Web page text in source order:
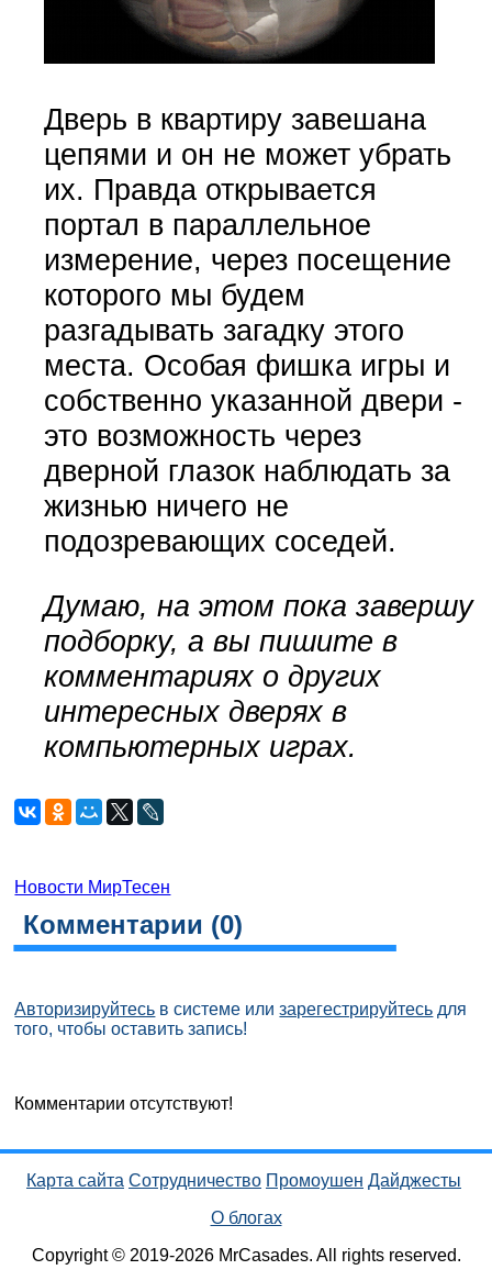
Дверь в квартиру завешана
цепями и он не может убрать
их. Правда открывается
портал в параллельное
измерение, через посещение
которого мы будем
разгадывать загадку этого
места. Особая фишка игры и
собственно указанной двери -
это возможность через
дверной глазок наблюдать за
жизнью ничего не
подозревающих соседей.
Думаю, на этом пока завершу
подборку, а вы пишите в
комментариях о других
интересных дверях в
компьютерных играх.
Новости МирТесен
Комментарии (0)
Авторизируйтесь в системе илизарегестрируйтесь для
того, чтобы оставить запись!
Комментарии отсутствуют!
Карта сайта Сотрудничество Промоушен Дайджесты
О блогах
Copyright © 2019-2026 MrCasades. All rights reserved.